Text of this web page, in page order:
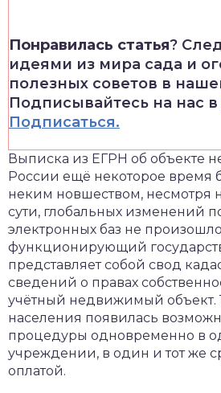
Понравилась статья?
идеями из мира сада и
полезных советов в
Подписывайтесь на нас в
Подписаться.
Выписка из ЕГРН об объекте
России ещё некоторое время
неким новшеством, несмотря
сути, глобальных изменений
электронных баз не
функционирующий
представляет собой свод
сведений о правах
учётный недвижимый объект.
населения появилась
процедуры одновременно в
учреждении, в один и тот же
оплатой.